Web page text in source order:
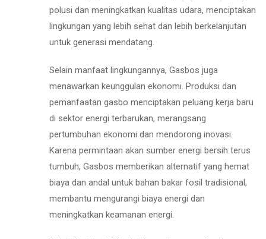
polusi dan meningkatkan kualitas udara, menciptakan
lingkungan yang lebih sehat dan lebih berkelanjutan
untuk generasi mendatang.
Selain manfaat lingkungannya, Gasbos juga
menawarkan keunggulan ekonomi. Produksi dan
pemanfaatan gasbo menciptakan peluang kerja baru
di sektor energi terbarukan, merangsang
pertumbuhan ekonomi dan mendorong inovasi.
Karena permintaan akan sumber energi bersih terus
tumbuh, Gasbos memberikan alternatif yang hemat
biaya dan andal untuk bahan bakar fosil tradisional,
membantu mengurangi biaya energi dan
meningkatkan keamanan energi.